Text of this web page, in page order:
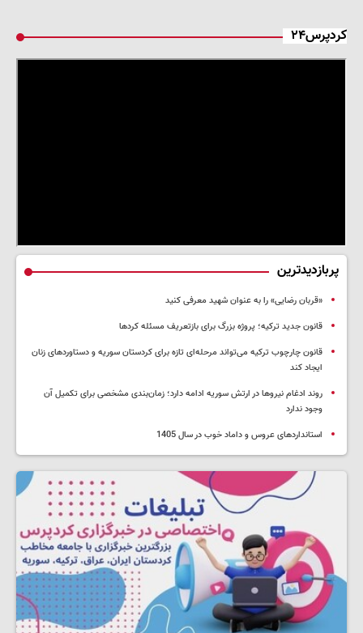
کردپرس۲۴
پربازدیدترین
«قربان رضایی» را به عنوان شهید معرفی کنید
قانون جدید ترکیه؛ پروژه بزرگ‌ برای بازتعریف مسئله کردها
قانون چارچوب ترکیه می‌تواند مرحله‌ای تازه برای کردستان سوریه و دستاوردهای زنان
ایجاد کند
روند ادغام نیروها در ارتش سوریه ادامه دارد؛ زمان‌بندی مشخصی برای تکمیل آن
وجود ندارد
استانداردهای عروس و داماد خوب در سال 1405